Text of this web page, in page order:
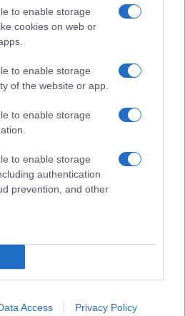
to enable storage
cookies on web or
to enable storage
of the website or app.
to enable storage
to enable storage
authentication
prevention, and other
Access Privacy Policy
sito sono di carattere ludico. Il sito
E' tuttavia possibile che in
ledano la sensibilità personale. Ci
che in tal senso si riterranno
La riproduzione dei contenuti è
secondo la Licenza